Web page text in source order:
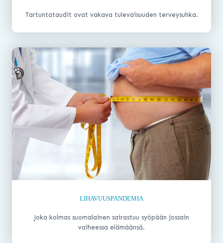
Tartuntataudit ovat vakava tulevaisuuden terveysuhka.
LIHAVUUSPANDEMIA
Joka kolmas suomalainen sairastuu syöpään jossain
vaiheessa elämäänsä.